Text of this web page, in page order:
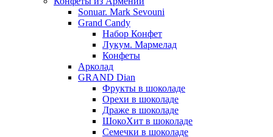
Sonuar. Mark Sevouni
Grand Candy
Набор Конфет
Лукум. Мармелад
Конфеты
Арколад
GRAND Dian
Фрукты в шоколаде
Орехи в шоколаде
Драже в шоколаде
ШокоХит в шоколаде
Семечки в шоколаде